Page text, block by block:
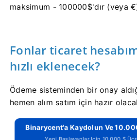
maksimum - 100000$'dır (veya
Fonlar ticaret
hızlı eklenecek?
Ödeme sisteminden bir onay
hemen alım satım için hazır
Binarycent'a Kaydolun Ve